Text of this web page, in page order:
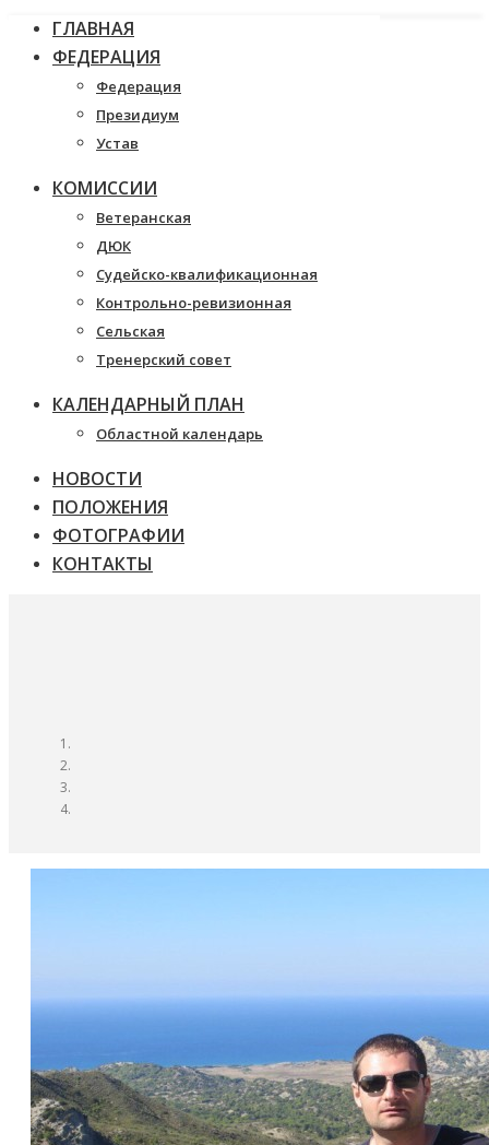
ГЛАВНАЯ
ФЕДЕРАЦИЯ
Федерация
Президиум
Устав
КОМИССИИ
Ветеранская
ДЮК
Судейско-квалификационная
Контрольно-ревизионная
Сельская
Тренерский совет
КАЛЕНДАРНЫЙ ПЛАН
Областной календарь
НОВОСТИ
ПОЛОЖЕНИЯ
ФОТОГРАФИИ
КОНТАКТЫ